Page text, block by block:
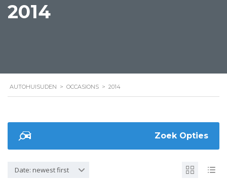
2014
AUTOHUISUDEN > OCCASIONS > 2014
Zoek Opties
Date: newest first